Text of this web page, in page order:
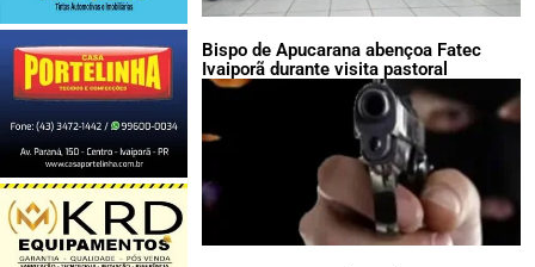
Bispo de Apucarana abençoa Fatec
Ivaiporã durante visita pastoral